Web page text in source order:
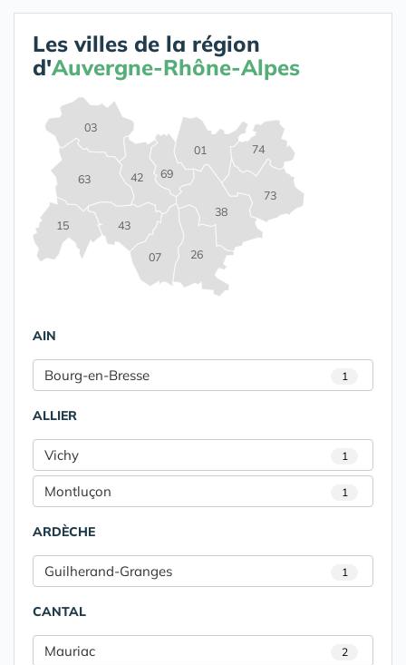
Les villes de la région
d'Auvergne-Rhône-Alpes
01
03
07
15
26
38
42
43
63
69
73
74
AIN
Bourg-en-Bresse 1
ALLIER
Vichy 1
Montluçon 1
ARDÈCHE
Guilherand-Granges 1
CANTAL
Mauriac 2